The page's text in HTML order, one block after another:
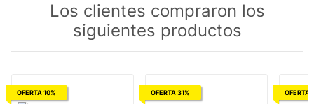
Los clientes compraron los
siguientes productos
OFERTA 10% OFERTA 31% OFERTA